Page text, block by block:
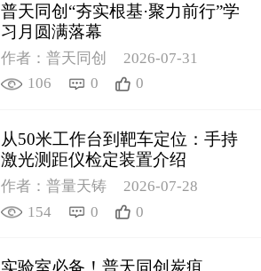
普天同创“夯实根基·聚力前行”学
习月圆满落幕
作者：普天同创
2026-07-31
106
0 0
从50米工作台到靶车定位：手持
激光测距仪检定装置介绍
作者：普量天铸
2026-07-28
154
0 0